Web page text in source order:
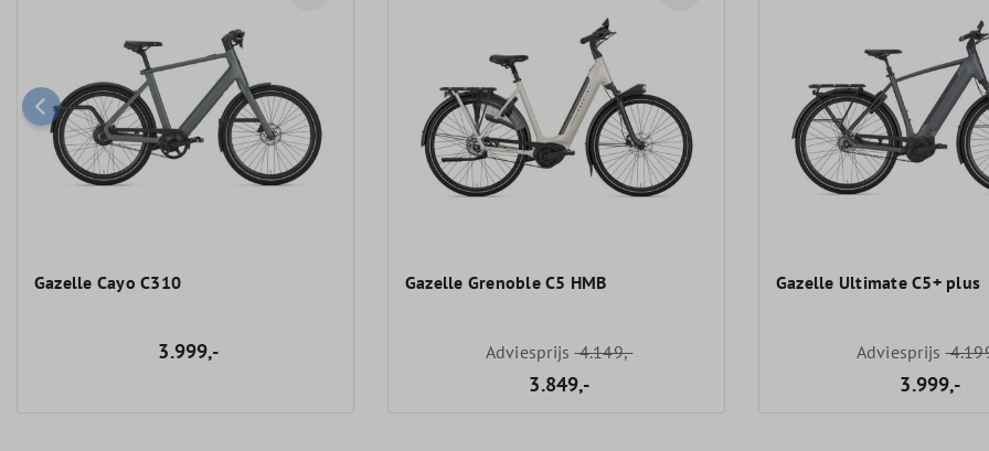
Gazelle Cayo C310
3.999,-
Gazelle Grenoble C5 HMB
Adviesprijs4.149,-
3.849,-
Gazelle Ultimate C5+ plus
Adviesprijs
3.999,-